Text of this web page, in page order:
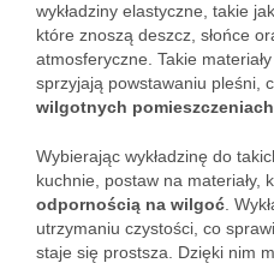
wykładziny elastyczne, takie jak
które znoszą deszcz, słońce
atmosferyczne. Takie
sprzyjają powstawaniu pleśni,
wilgotnych pomieszczeniach
Wybierając wykładzinę do
kuchnie, postaw na materiały,
odpornością na wilgoć .
utrzymaniu czystości, co
staje się prostsza. Dzięki nim